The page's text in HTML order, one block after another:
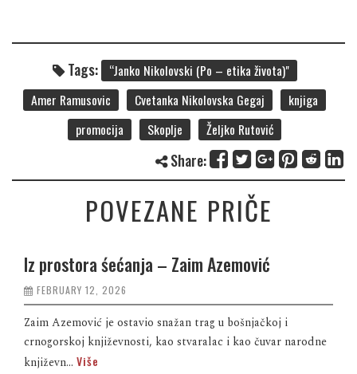
Tags:
“Janko Nikolovski (Po – etika života)"
Amer Ramusovic
Cvetanka Nikolovska Gegaj
knjiga
promocija
Skoplje Željko Rutović
Share:
POVEZANE PRIČE
Iz prostora śećanja – Zaim Azemović
FEBRUARY 12, 2026
Zaim Azemović je ostavio snažan trag u bošnjačkoj i
crnogorskoj književnosti, kao stvaralac i kao čuvar narodne
književn... Više